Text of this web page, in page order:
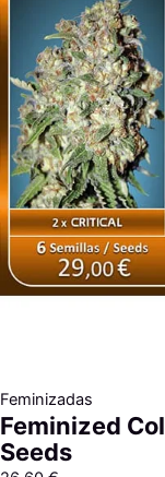
T.H.
Seeds
cantidad
Feminizadas
Feminized
Seeds